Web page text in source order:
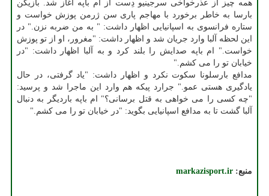
همه چیز از عذرخواخی سرجینیو دِست از ام باپه آغاز شد. بازیکن
بارسا به خاطر برخورد با مهاجم پاری سن ژرمن پوزش خواست و
ستاره فرانسوی به اسپانیایی اظهار داشت: " به من ضربه نزن." در
این لحظه آلبا وارد جریان شد و اظهار داشت: "مغرور، او از تو پوزش
خواست." ام باپه صدایش را بلند کرد و به آلبا اظهار داشت: "در
خیابان تو را می کشم."
مدافع بارسلونا سکوت نکرد و اظهار داشت: "یاد گرفتی، در حال
یادگیری هستی عمو." جرارد پیکه هم وارد این ماجرا شد و پرسید:
"چه کسی را می خواهی به قتل برسانی؟" ام باپه باردیگر به دنبال
آلبا گشت تا به مدافع اسپانیایی بگوید: "در خیابان تو را می کشم."
منبع: markazisport.ir